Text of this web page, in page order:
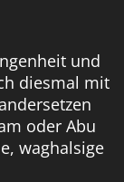
und
diesmal mit
oder Abu
waghalsige